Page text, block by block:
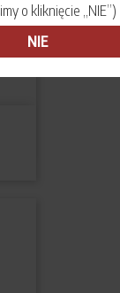
o kliknięcie „NIE”)
NIE